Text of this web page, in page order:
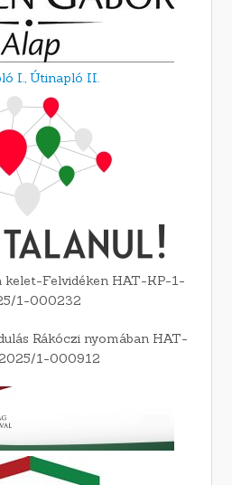
I., Útinapló II.
kelet-Felvidéken HAT-KP-1-
1-000232
Rákóczi nyomában HAT-
1-000912